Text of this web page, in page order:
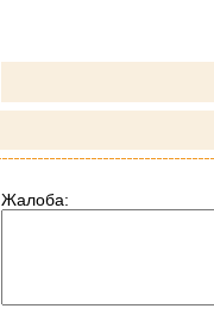
Жалоба: